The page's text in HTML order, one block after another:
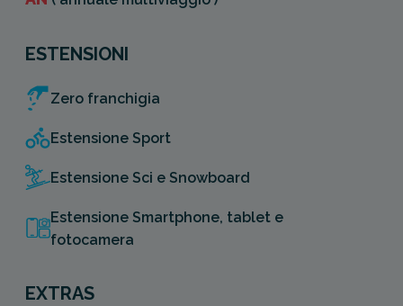
ESTENSIONI
Zero franchigia
Estensione Sport
Estensione Sci e Snowboard
Estensione Smartphone, tablet e
fotocamera
EXTRAS